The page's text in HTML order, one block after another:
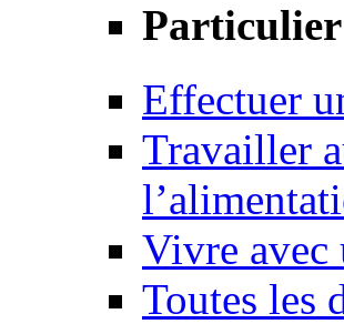
Particulier
Effectuer
Travailler
Vivre avec
Toutes les